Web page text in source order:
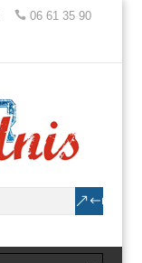
06 61 35 90